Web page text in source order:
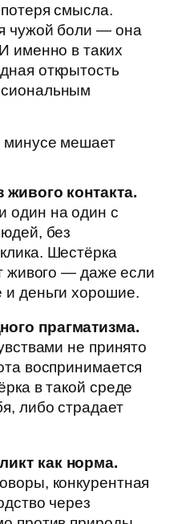
смысла.
чужой боли — она
именно в таких
открытость
минусе мешает
контакта.
один на один с
без
Шестёрка
живого — даже если
и деньги хорошие.
прагматизма.
не принято
воспринимается
в такой среде
либо страдает
как норма.
конкурентная
через